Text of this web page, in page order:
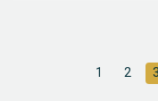
1 2 3